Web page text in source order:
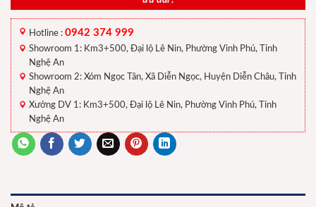
Hotline : 0942 374 999
Showroom 1: Km3+500, Đại lộ Lê Nin, Phường Vinh Phú, Tỉnh
Nghệ An
Showroom 2: Xóm Ngọc Tân, Xã Diễn Ngọc, Huyện Diễn Châu, Tỉnh
Nghệ An
Xưởng DV 1: Km3+500, Đại lộ Lê Nin, Phường Vinh Phú, Tỉnh
Nghệ An